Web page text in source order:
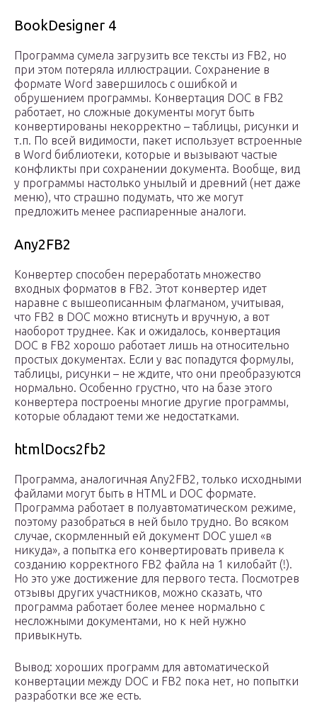
BookDesigner 4
Программа сумела загрузить все тексты из FB2, но
при этом потеряла иллюстрации. Сохранение в
формате Word завершилось с ошибкой и
обрушением программы. Конвертация DOC в FB2
работает, но сложные документы могут быть
конвертированы некорректно – таблицы, рисунки и
т.п. По всей видимости, пакет использует встроенные
в Word библиотеки, которые и вызывают частые
конфликты при сохранении документа. Вообще, вид
у программы настолько унылый и древний (нет даже
меню), что страшно подумать, что же могут
предложить менее распиаренные аналоги.
Any2FB2
Конвертер способен переработать множество
входных форматов в FB2. Этот конвертер идет
наравне с вышеописанным флагманом, учитывая,
что FB2 в DOC можно втиснуть и вручную, а вот
наоборот труднее. Как и ожидалось, конвертация
DOC в FB2 хорошо работает лишь на относительно
простых документах. Если у вас попадутся формулы,
таблицы, рисунки – не ждите, что они преобразуются
нормально. Особенно грустно, что на базе этого
конвертера построены многие другие программы,
которые обладают теми же недостатками.
htmlDocs2fb2
Программа, аналогичная Any2FB2, только исходными
файлами могут быть в HTML и DOC формате.
Программа работает в полуавтоматическом режиме,
поэтому разобраться в ней было трудно. Во всяком
случае, скормленный ей документ DOC ушел «в
никуда», а попытка его конвертировать привела к
созданию корректного FB2 файла на 1 килобайт (!).
Но это уже достижение для первого теста. Посмотрев
отзывы других участников, можно сказать, что
программа работает более менее нормально с
несложными документами, но к ней нужно
привыкнуть.
Вывод: хороших программ для автоматической
конвертации между DOC и FB2 пока нет, но попытки
разработки все же есть.